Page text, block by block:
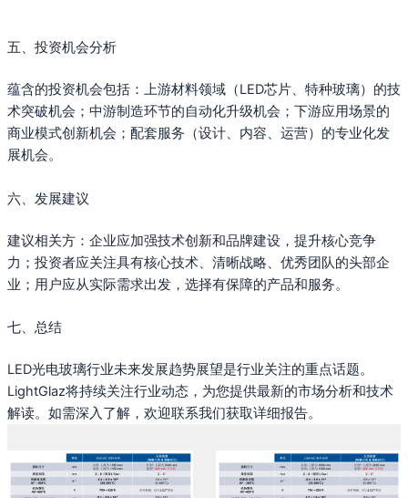
五、投资机会分析
蕴含的投资机会包括：上游材料领域（LED芯片、特种玻璃）的技
术突破机会；中游制造环节的自动化升级机会；下游应用场景的
商业模式创新机会；配套服务（设计、内容、运营）的专业化发
展机会。
六、发展建议
建议相关方：企业应加强技术创新和品牌建设，提升核心竞争
力；投资者应关注具有核心技术、清晰战略、优秀团队的头部企
业；用户应从实际需求出发，选择有保障的产品和服务。
七、总结
LED光电玻璃行业未来发展趋势展望是行业关注的重点话题。
LightGlaz将持续关注行业动态，为您提供最新的市场分析和技术
解读。如需深入了解，欢迎联系我们获取详细报告。